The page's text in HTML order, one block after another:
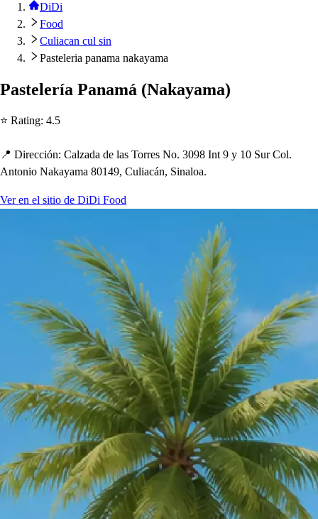
DiDi
Food
Culiacan cul sin
Pasteleria panama nakayama
Pastelería Panamá (Nakayama)
⭐ Rating: 4.5
📍 Dirección: Calzada de las Torres No. 3098 Int 9 y 10 Sur Col.
Antonio Nakayama 80149, Culiacán, Sinaloa.
Ver en el sitio de DiDi Food